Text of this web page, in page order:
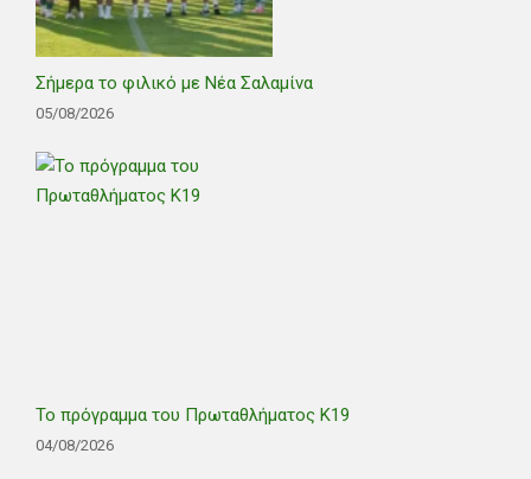
Σήμερα το φιλικό με Νέα Σαλαμίνα
05/08/2026
Το πρόγραμμα του Πρωταθλήματος Κ19
04/08/2026